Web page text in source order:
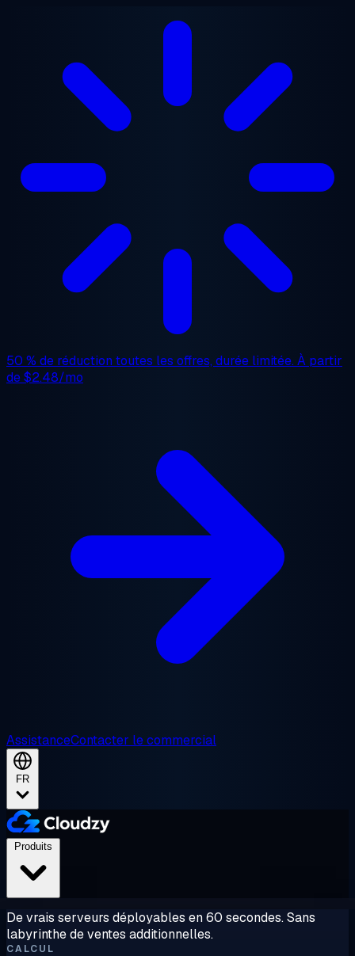
50 % de réduction toutes les offres, durée limitée. À partir
de$2.48/mo
AssistanceContacter le commercial
FR
De vrais serveurs déployables en 60 secondes. Sans
labyrinthe de ventes additionnelles.
CALCUL